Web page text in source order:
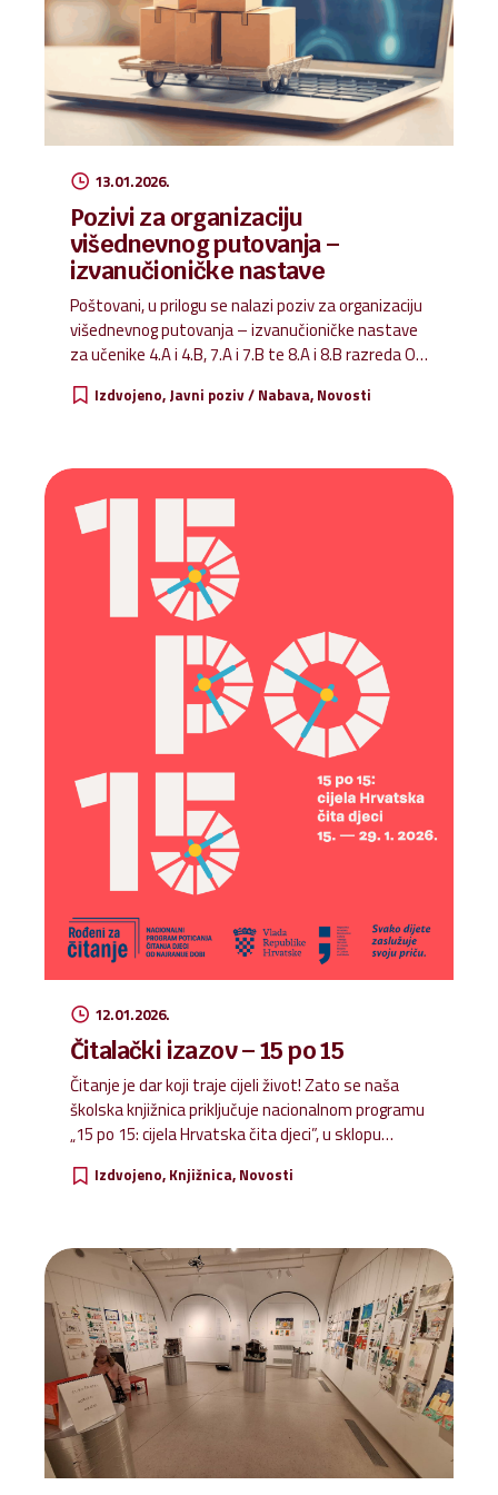
putem aplikacije e-Građani koja je...
13.01.2026.
Pozivi za organizaciju
višednevnog putovanja –
izvanučioničke nastave
Poštovani, u prilogu se nalazi poziv za organizaciju
višednevnog putovanja – izvanučioničke nastave
za učenike 4.A i 4.B, 7.A i 7.B te 8.A i 8.B razreda OŠ.
izvanucionicke-nastave – 4.A i 4.B Poziv-za-
organizaciju-visednevnog-putovanja-
izvanucionicke-nastave – 8.A i 8.B
Izdvojeno Javni poziv / Nabava Novosti
12.01.2026.
Čitalački izazov – 15 po 15
Čitanje je dar koji traje cijeli život! Zato se naša
školska knjižnica priključuje nacionalnom programu
„15 po 15: cijela Hrvatska čita djeci”, u sklopu
zajedno s djecom svaki dan odvoje barem 15
Učenike potičemo da istraže svijet knjiga, posjete
knjižnicu i podijele svoje čitateljske doživljaje s
drugima Zajedno stvaramo naviku čitanja i
pokazujemo djeci da su knjige važan dio
svakodnevice.
Izdvojeno Knjižnica Novosti